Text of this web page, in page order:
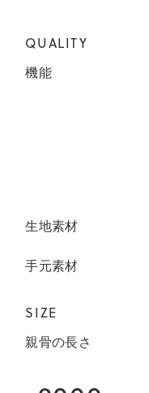
QUALITY
機能
生地素材
手元素材
SIZE
親骨の長さ